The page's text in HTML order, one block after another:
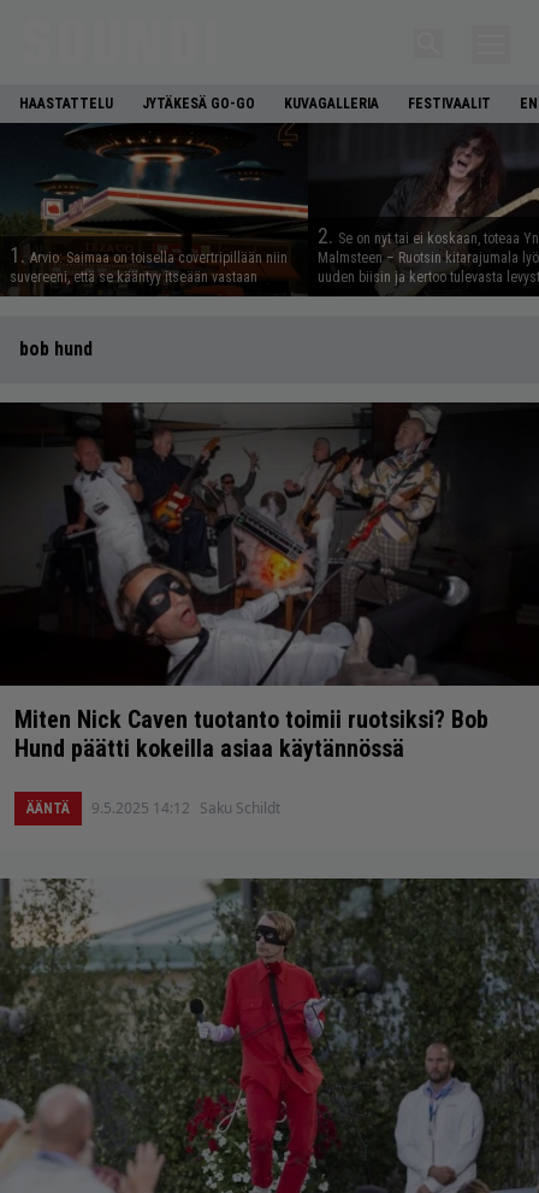
HAASTATTELU JYTÄKESÄ GO-GO KUVAGALLERIA FESTIVAALIT
1. Arvio: Saimaa on toisella covertripillään niin
suvereeni, että se kääntyy itseään vastaan
2. Se on nyt tai ei koskaan, toteaa
Malmsteen – Ruotsin kitarajumala
uuden biisin ja kertoo tulevasta
bob hund
Miten Nick Caven tuotanto toimii ruotsiksi? Bob
Hund päätti kokeilla asiaa käytännössä
ÄÄNTÄ 9.5.2025 14:12 Saku Schildt